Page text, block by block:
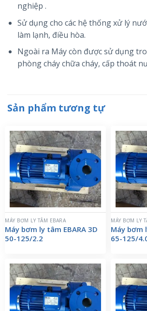
nghiệp .
Sử dụng cho các hệ thống xử lý
làm lạnh, điều hòa.
Ngoài ra Máy còn được sử dụng
phòng cháy chữa cháy, cấp thoát
Sản phẩm tương tự
MÁY BƠM LY TÂM EBARA
Máy bơm ly tâm EBARA 3D
50-125/2.2
MÁY BƠM LY
Máy bơm
65-125/